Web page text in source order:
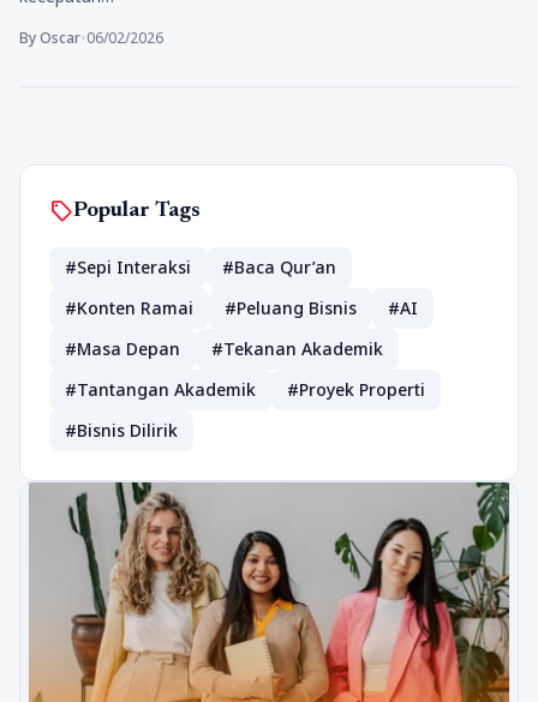
By Oscar•06/02/2026
sellPopular Tags
#Sepi Interaksi
#Baca Qur’an
#Konten Ramai
#Peluang Bisnis
#AI
#Masa Depan
#Tekanan Akademik
#Tantangan Akademik
#Proyek Properti
#Bisnis Dilirik